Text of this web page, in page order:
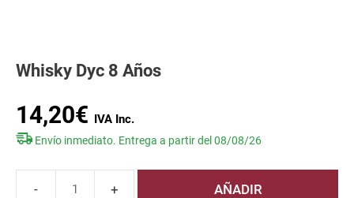
Whisky Dyc 8 Años
14,20€
Envío inmediato. Entrega a partir del 08/08/26
AÑADIR